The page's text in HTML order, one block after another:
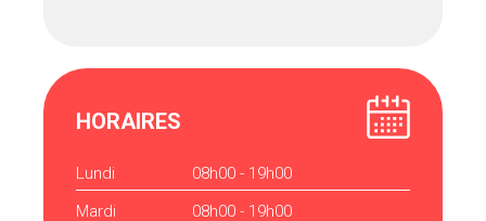
HORAIRES
Lundi
08h00 - 19h00
Mardi
08h00 - 19h00